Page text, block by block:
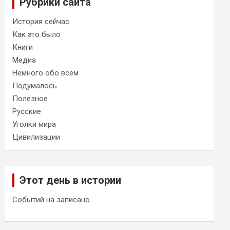
История сейчас
Как это было
Книги
Медиа
Немного обо всём
Подумалось
Полезное
Русские
Уголки мира
Цивилизации
Этот день в истории
Событий на записано